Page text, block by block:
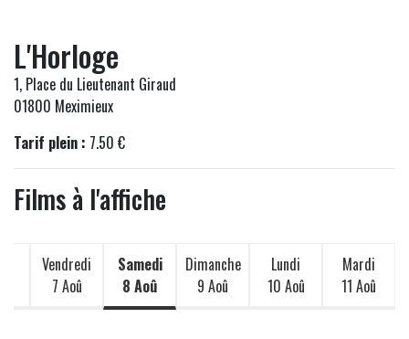
L'Horloge
1, Place du Lieutenant Giraud
01800 Meximieux
Tarif plein : 7.50 €
Films à l'affiche
Vendredi
7 Aoû
Samedi
8 Aoû
Dimanche
9 Aoû
Lundi
10 Aoû
Mardi
11 Aoû